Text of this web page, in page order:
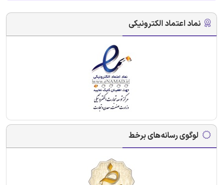
نماد اعتماد الکترونیکی
لوگوی رسانه‌های برخط